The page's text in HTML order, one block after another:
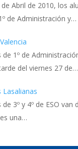
de Abril de 2010, los
de Administración y…
1º de
del viernes 27 de…
Lasalianas
3º y 4º de ESO van
una…